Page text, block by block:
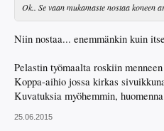
Ok.. Se vaan mukamaste nostaa koneen
Niin nostaa... enemmänkin kuin
Pelastin työmaalta roskiin
Koppa-aihio jossa kirkas
Kuvatuksia myöhemmin,
25.06.2015